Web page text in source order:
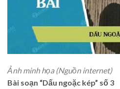
Ảnh minh họa (Nguồn internet)
Bài soạn “Dấu ngoặc kép” số 3